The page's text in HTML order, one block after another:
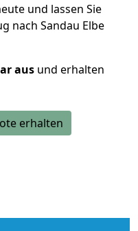
und lassen Sie
nach Sandau Elbe
aus und erhalten
erhalten